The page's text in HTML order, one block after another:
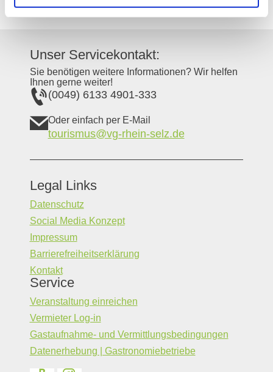
Unser Servicekontakt:
Sie benötigen weitere Informationen? Wir helfen
Ihnen gerne weiter!
(0049) 6133 4901-333
Oder einfach per E-Mail
tourismus@vg-rhein-selz.de
Legal Links
Datenschutz
Social Media Konzept
Impressum
Barrierefreiheitserklärung
Kontakt
Service
Veranstaltung einreichen
Vermieter Log-in
Gastaufnahme- und Vermittlungsbedingungen
Datenerhebung | Gastronomiebetriebe